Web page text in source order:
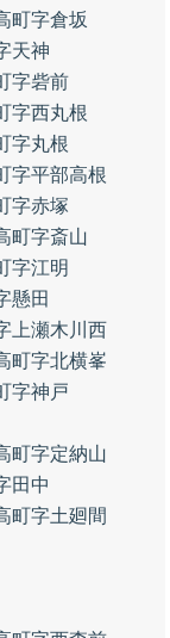
町字倉坂
天神
字砦前
字西丸根
字丸根
字平部高根
字赤塚
町字斎山
字江明
懸田
上瀬木川西
町字北横峯
字神戸
町字定納山
田中
町字土廻間